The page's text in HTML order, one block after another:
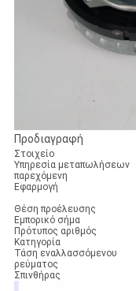
Προδιαγραφή
Στοιχείο
Υπηρεσία μεταπωλήσεων
παρεχόμενη
Εφαρμογή
Θέση προέλευσης
Εμπορικό σήμα
Πρότυπος αριθμός
Κατηγορία
Τάση εναλλασσόμενου
ρεύματος
Σπινθήρας